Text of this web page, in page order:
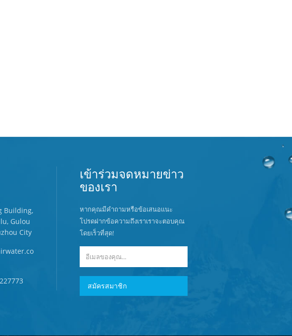
Building,
Gulou
City
เข้าร่วมจดหมายข่าว
ของเรา
หากคุณมีคำถามหรือข้อเสนอแนะ
โปรดฝากข้อความถึงเราเราจะตอบคุณ
โดยเร็วที่สุด!
สมัครสมาชิก